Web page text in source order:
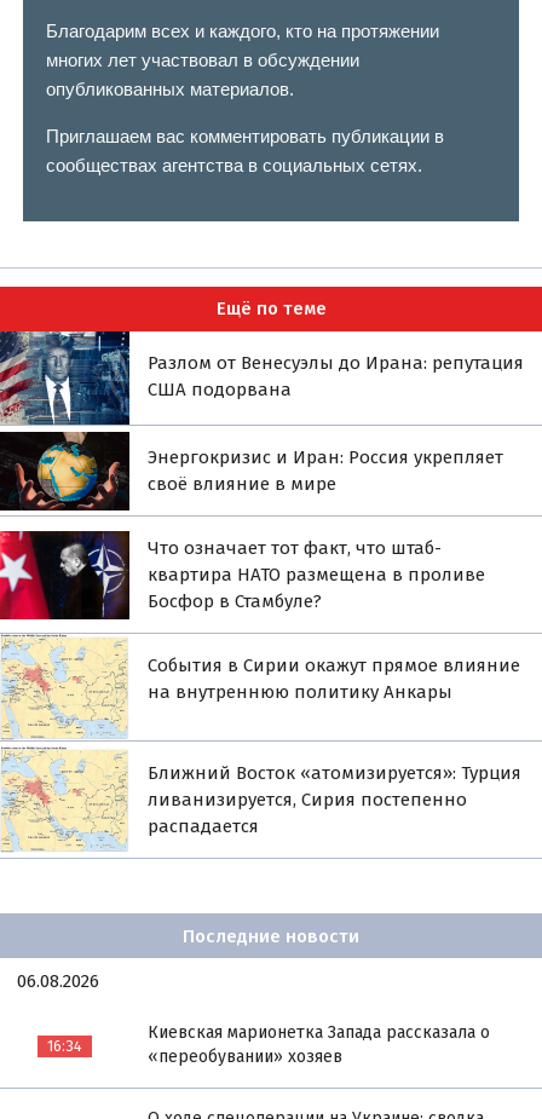
Благодарим всех и каждого, кто на протяжении
многих лет участвовал в обсуждении
опубликованных материалов.
Приглашаем вас комментировать публикации в
сообществах агентства в социальных сетях.
Ещё по теме
Разлом от Венесуэлы до Ирана: репутация
США подорвана
Энергокризис и Иран: Россия укрепляет
своё влияние в мире
Что означает тот факт, что штаб-
квартира НАТО размещена в проливе
Босфор в Стамбуле?
События в Сирии окажут прямое влияние
на внутреннюю политику Анкары
Ближний Восток «атомизируется»: Турция
ливанизируется, Сирия постепенно
распадается
Последние новости
06.08.2026
16:34
Киевская марионетка Запада рассказала о
«переобувании» хозяев